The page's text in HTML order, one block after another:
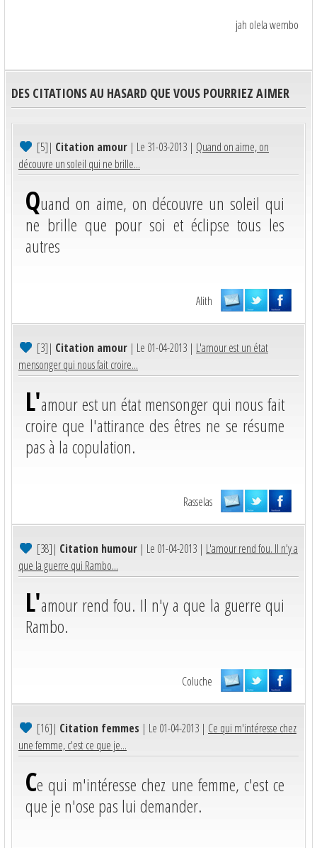
jah olela wembo
DES CITATIONS AU HASARD QUE VOUS POURRIEZ AIMER
[5]| Citation amour | Le 31-03-2013 | Quand on aime, on
découvre un soleil qui ne brille...
Quand on aime, on découvre un soleil qui
ne brille que pour soi et éclipse tous les
autres
Alith
[3]| Citation amour | Le 01-04-2013 | L'amour est un état
mensonger qui nous fait croire...
L'amour est un état mensonger qui nous fait
croire que l'attirance des êtres ne se résume
pas à la copulation.
Rasselas
[38]| Citation humour | Le 01-04-2013 | L'amour rend fou. Il n'y a
que la guerre qui Rambo...
L'amour rend fou. Il n'y a que la guerre qui
Rambo.
Coluche
[16]| Citation femmes | Le 01-04-2013 | Ce qui m'intéresse chez
une femme, c'est ce que je...
Ce qui m'intéresse chez une femme, c'est ce
que je n'ose pas lui demander.